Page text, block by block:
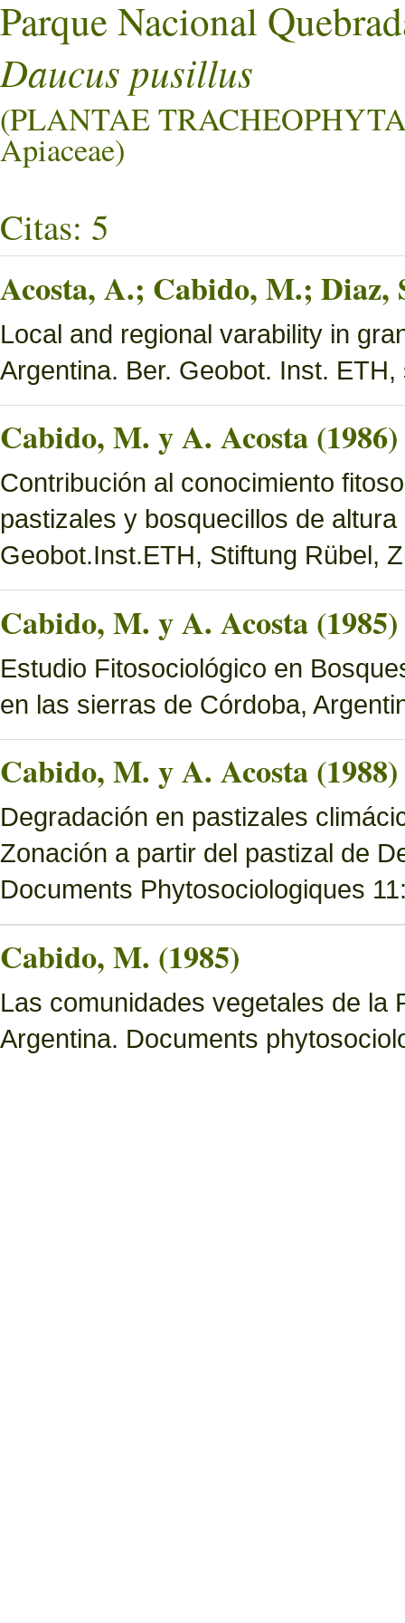
Parque Nacional
Daucus pusillus
(PLANTAE
Apiaceae)
Citas: 5
Acosta, A.; Cabido, M.; Diaz,
Local and regional varability in
Argentina. Ber. Geobot. Inst.
Cabido, M. y A. Acosta (1986)
Contribución al conocimiento
pastizales y bosquecillos de
Geobot.Inst.ETH, Stiftung Rübel,
Cabido, M. y A. Acosta (1985)
Estudio Fitosociológico en
en las sierras de Córdoba,
Cabido, M. y A. Acosta (1988)
Degradación en pastizales
Zonación a partir del pastizal de
Documents Phytosociologiques
Cabido, M. (1985)
Las comunidades vegetales de la
Argentina. Documents